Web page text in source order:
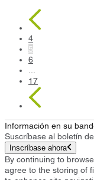
4
5
6
17
Información en su
Suscríbase al boletín
Inscríbase ahora
By continuing to
agree to the storing of